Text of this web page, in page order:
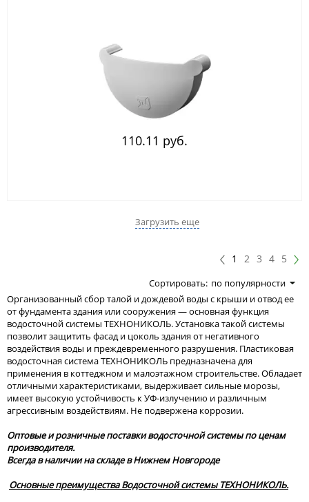
110.11 руб.
Загрузить еще
1 2 3 4 5
Сортировать: по популярности
Организованный сбор талой и дождевой воды с крыши и отвод ее
от фундамента здания или сооружения — основная функция
водосточной системы ТЕХНОНИКОЛЬ. Установка такой системы
позволит защитить фасад и цоколь здания от негативного
воздействия воды и преждевременного разрушения. Пластиковая
водосточная система ТЕХНОНИКОЛЬ предназначена для
применения в коттеджном и малоэтажном строительстве. Обладает
отличными характеристиками, выдерживает сильные морозы,
имеет высокую устойчивость к УФ-излучению и различным
агрессивным воздействиям. Не подвержена коррозии.
Оптовые и розничные поставки водосточной системы по ценам
производителя.
Всегда в наличии на складе в Нижнем Новгороде
Основные преимущества Водосточной системы ТЕХНОНИКОЛЬ.